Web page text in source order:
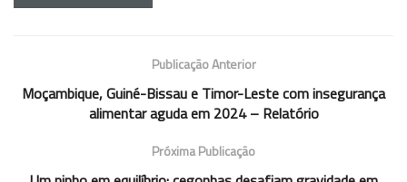
Publicação Anterior
Moçambique, Guiné-Bissau e Timor-Leste com insegurança
alimentar aguda em 2024 – Relatório
Próxima Publicação